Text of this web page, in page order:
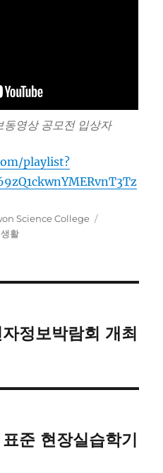
영상 공모전 입상자
playlist?
Science College
생활
정보박람회 개최
준 현장실습학기